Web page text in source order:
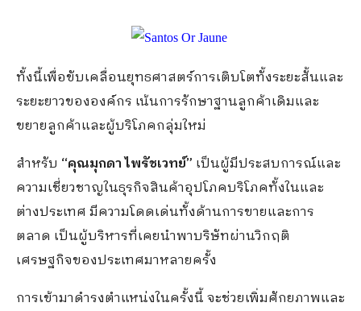
ทั้งนี้เพื่อขับเคลื่อนยุทธศาสตร์การเติบโตทั้งระยะสั้นและ
ระยะยาวขององค์กร เน้นการรักษาฐานลูกค้าเดิมและ
ขยายลูกค้าและผู้บริโภคกลุ่มใหม่
สำหรับ “คุณมุกดา ไพรัชเวทย์” เป็นผู้มีประสบการณ์และ
ความเชี่ยวชาญในธุรกิจสินค้าอุปโภคบริโภคทั้งในและ
ต่างประเทศ มีความโดดเด่นทั้งด้านการขายและการ
ตลาด เป็นผู้บริหารที่เคยนำพาบริษัทผ่านวิกฤติ
เศรษฐกิจของประเทศมาหลายครั้ง
การเข้ามาดำรงตำแหน่งในครั้งนี้ จะช่วยเพิ่มศักยภาพและ